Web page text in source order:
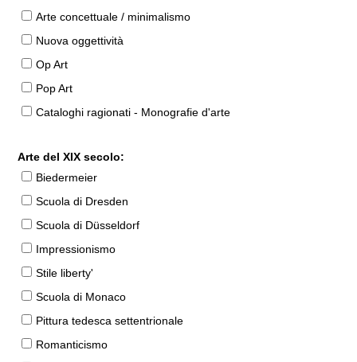
Arte concettuale / minimalismo
Nuova oggettività
Op Art
Pop Art
Cataloghi ragionati - Monografie d'arte
Arte del XIX secolo:
Biedermeier
Scuola di Dresden
Scuola di Düsseldorf
Impressionismo
Stile liberty'
Scuola di Monaco
Pittura tedesca settentrionale
Romanticismo